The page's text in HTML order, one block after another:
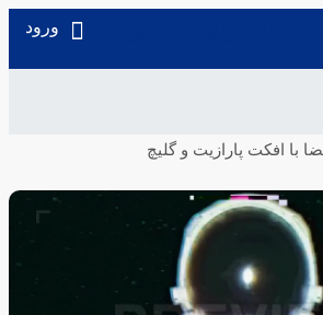
ورود
با افکت پارازیت و گلیچ